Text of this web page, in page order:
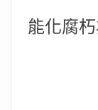
能化腐